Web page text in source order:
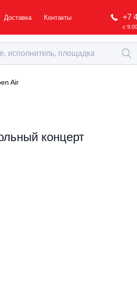
Доставка Контакты +7
с
Air
концерт